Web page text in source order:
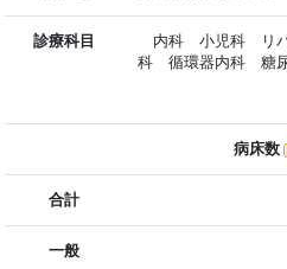
診療科目
内科 小児科 リハ
科 循環器内科 糖
病床数
合計
一般